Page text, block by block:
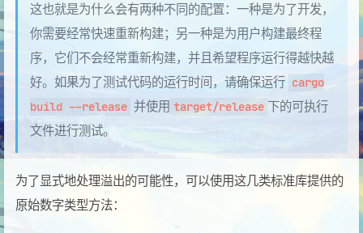
这也就是为什么会有两种不同的配置：一种是为了开发，
你需要经常快速重新构建；另一种是为用户构建最终程
序，它们不会经常重新构建，并且希望程序运行得越快越
好。如果为了测试代码的运行时间，请确保运行 cargo
build --release 并使用 target/release 下的可执行
文件进行测试。
为了显式地处理溢出的可能性，可以使用这几类标准库提供的
原始数字类型方法：